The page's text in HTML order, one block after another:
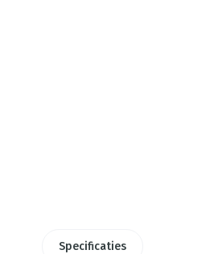
Specificaties